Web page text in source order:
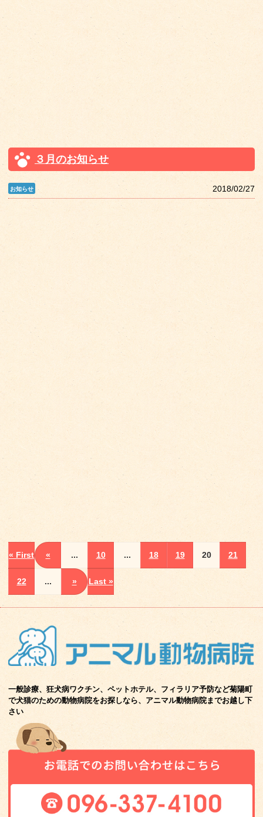
３月のお知らせ
2018/02/27
« First « ... 10 ... 18 19 20 21
22 ... » Last »
一般診療、狂犬病ワクチン、ペットホテル、フィラリア予防など菊陽町
で犬猫のための動物病院をお探しなら、アニマル動物病院までお越し下
さい